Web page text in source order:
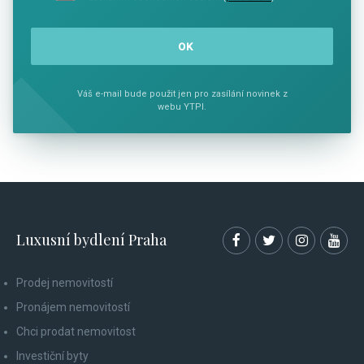
Váš e-mail bude použit jen pro zasílání novinek z
webu YTPI.
Luxusní bydlení Praha
Prodej nemovitostí
Pronájem nemovitostí
Chci prodat nemovitost
Investiční byty